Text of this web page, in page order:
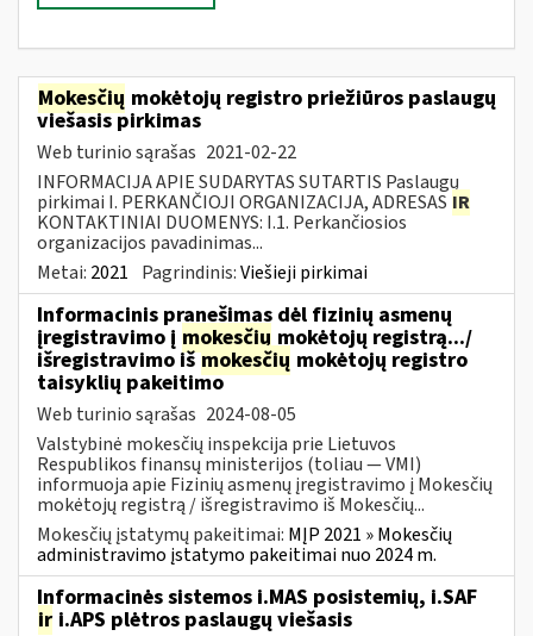
Mokesčių mokėtojų registro priežiūros paslaugų
viešasis pirkimas
Web turinio sąrašas 2021-02-22
INFORMACIJA APIE SUDARYTAS SUTARTIS Paslaugų
pirkimai I. PERKANČIOJI ORGANIZACIJA, ADRESAS IR
KONTAKTINIAI DUOMENYS: I.1. Perkančiosios
organizacijos pavadinimas...
Metai: 2021 Pagrindinis:Viešieji pirkimai
Informacinis pranešimas dėl fizinių asmenų
įregistravimo į mokesčių mokėtojų registrą.../
išregistravimo išmokesčių mokėtojų registro
taisyklių pakeitimo
Web turinio sąrašas 2024-08-05
Valstybinė mokesčių inspekcija prie Lietuvos
Respublikos finansų ministerijos (toliau — VMI)
informuoja apie Fizinių asmenų įregistravimo į Mokesčių
mokėtojų registrą / išregistravimo iš Mokesčių...
Mokesčių įstatymų pakeitimai: MĮP 2021 » Mokesčių
administravimo įstatymo pakeitimai nuo 2024 m.
Informacinės sistemos i.MAS posistemių, i.SAF
ir i.APS plėtros paslaugų viešasis